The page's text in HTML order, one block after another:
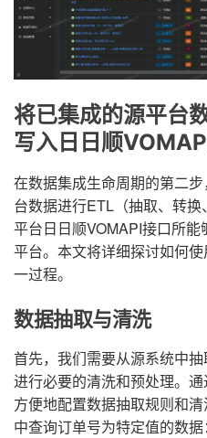
将已集成的源平台
写入日日顺
在数据集成生命周期的第二
台数据进行ETL（抽取、转
平台日日顺VOMAPI接口所
平台。本文将详细探讨如何
一过程。
数据抽取与清洗
首先，我们需要从源系统中
进行必要的清洗和预处理。
方便地配置数据抽取规则和
中查询订单号为特定值的数据：